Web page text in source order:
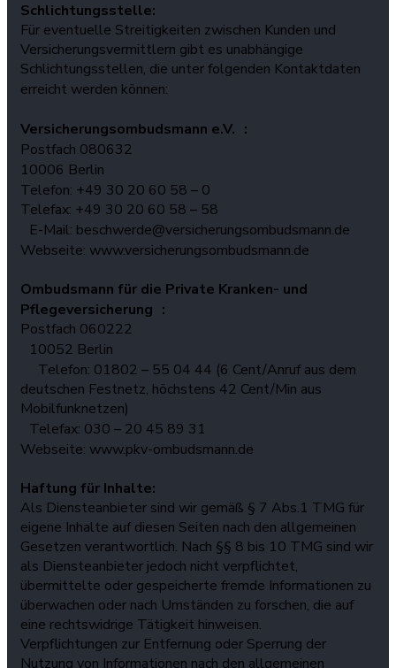
Schlichtungsstelle:
Für eventuelle Streitigkeiten zwischen Kunden und
Versicherungsvermittlern gibt es unabhängige
Schlichtungsstellen, die unter folgenden Kontaktdaten
erreicht werden können:
Versicherungsombudsmann e.V. :
Postfach 080632
10006 Berlin
Telefon: +49 30 20 60 58 – 0
Telefax: +49 30 20 60 58 – 58
E-Mail: beschwerde@versicherungsombudsmann.de
Webseite: www.versicherungsombudsmann.de
Ombudsmann für die Private Kranken- und
Pflegeversicherung :
Postfach 060222
10052 Berlin
Telefon: 01802 – 55 04 44 (6 Cent/Anruf aus dem
deutschen Festnetz, höchstens 42 Cent/Min aus
Mobilfunknetzen)
Telefax: 030 – 20 45 89 31
Webseite: www.pkv-ombudsmann.de
Haftung für Inhalte:
Als Diensteanbieter sind wir gemäß § 7 Abs.1 TMG für
eigene Inhalte auf diesen Seiten nach den allgemeinen
Gesetzen verantwortlich. Nach §§ 8 bis 10 TMG sind wir
als Diensteanbieter jedoch nicht verpflichtet,
übermittelte oder gespeicherte fremde Informationen zu
überwachen oder nach Umständen zu forschen, die auf
eine rechtswidrige Tätigkeit hinweisen.
Verpflichtungen zur Entfernung oder Sperrung der
Nutzung von Informationen nach den allgemeinen